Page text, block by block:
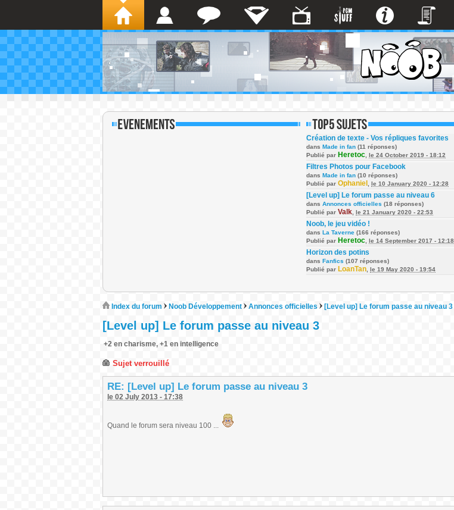
Création de texte - Vos répliques favorites
dans Made in fan (11 réponses)
Publié par Heretoc le 24 October 2019 - 18:12
Filtres Photos pour Facebook
dans Made in fan (10 réponses)
Publié par Ophaniel le 10 January 2020 - 12:28
[Level up] Le forum passe au niveau 6
dans Annonces officielles (18 réponses)
Publié par Valk le 21 January 2020 - 22:53
Noob, le jeu vidéo !
dans La Taverne (166 réponses)
Publié par Heretoc le 14 September 2017 - 12:18
Horizon des potins
dans Fanfics (107 réponses)
Publié par LoanTan le 19 May 2020 - 19:54
Index du forum Noob Développement Annonces officielles [Level up] Le forum passe au niveau 3
[Level up] Le forum passe au niveau 3
+2 en charisme, +1 en intelligence
Sujet verrouillé
RE: [Level up] Le forum passe au niveau 3
le 02 July 2013 - 17:38
Quand le forum sera niveau 100 ...